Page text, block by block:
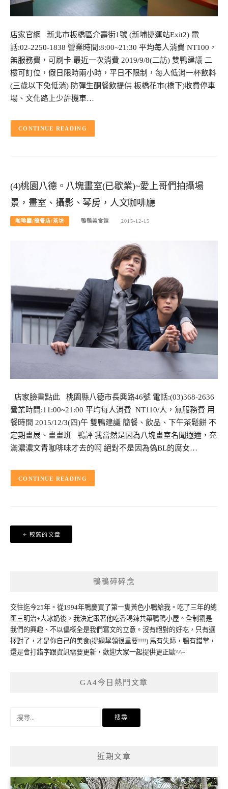
店家官網 新北市板橋區介壽街1號 (新埔捷運站Exit2) 電
話:02-2250-1838 營業時間:8:00~21:30 平均每人消費 NT100，
無服務費，可刷卡 最近一次消費 2019/9/8(二訪) 雙鴨建議 二
樓可訂位，假日限時兩小時，平日不限制，每人低消一杯飲料
(三歲以下免低消) 防彈生酮餐飲提供 板橋花市(橋下)收費停車
場、文化路上少許機車…
CONTINUE READING
(4)桃園八德。八塊畫室(已歇業)~愛上哥們拍攝場
景，畫室、攝影、琴房，人文咖啡廳
咖啡廳/簡餐店/茶坊 鴨鴨美食館 2015-12-15
店家臉書點此 桃園縣八德市長興路46號 電話:(03)368-2636
營業時間:11:00~21:00 平均每人消費 NT110/人，無服務費 用
餐時間 2015/12/3(四)午 雙鴨建議 簡餐、飲品、下午茶鬆餅 不
定期畫展、畫畫班 鴨評 我當然是因為八塊畫室名聞遐邇，充
滿濃濃文青咖啡味才去的啊 絕對不是因為偽BL的腐女…
CONTINUE READING
文
章
較舊的文章
鴨鴨碎碎念
交往迄今25年。從1994年鴨慶買了第一隻黃色小鴨給我。吃了三年的總
匯三明治+大冰奶後，我決定跟著他吃香喝辣共築鴨鴨小屋。全制霸是
我們的興趣、不以偏概全是我們寫文的立意。沒有絕對的好吃，只有選
擇對了，才是你自己的美食(提綱挈領很重要!!!!) 馬有失蹄，鴨有錯掌，
還是會打錯字跟資訊需要更新，歡迎大家一起提供更正歐^^~
GA4今日熱門文章
近期文章